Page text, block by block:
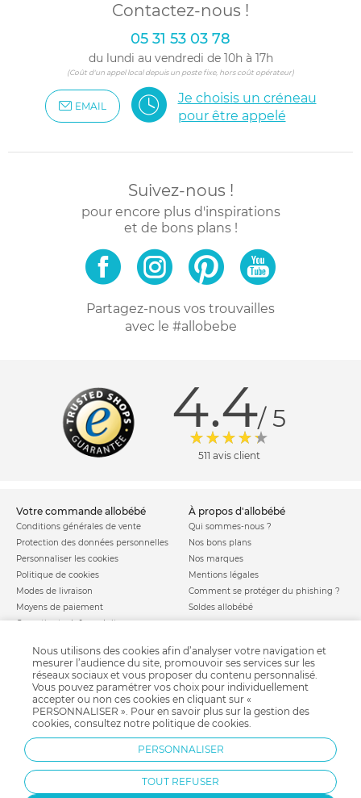
Contactez-nous !
05 31 53 03 78
du lundi au vendredi de 10h à 17h
(Coût d'un appel local depuis un poste fixe, hors coût opérateur)
EMAIL
Je choisis un créneau
pour être appelé
Suivez-nous !
pour encore plus d'inspirations
et de bons plans !
Partagez-nous vos trouvailles
avec le #allobebe
4.4/ 5
511 avis client
votre commande allobébé
Conditions générales de vente
Protection des données personnelles
Personnaliser les cookies
Politique de cookies
Modes de livraison
Moyens de paiement
Garantie stock & produit
à propos d'allobébé
Qui sommes-nous ?
Nos bons plans
Nos marques
Mentions légales
Comment se protéger du phishing ?
Soldes allobébé
allobébé vous recommande
Sites et partenaires
Nos labels
Nos licences
Besoin d'aide ?
FAQ
les plus d'allobébé
Liste de naissance
Infos conseils
Jeux concours
Valise de maternité
Parrainage
Paiement sécurisé
Nous utilisons des cookies afin d’analyser votre navigation et
mesurer l’audience du site, promouvoir ses services sur les
réseaux sociaux et vous proposer du contenu personnalisé.
Vous pouvez paramétrer vos choix pour individuellement
accepter ou non ces cookies en cliquant sur «
PERSONNALISER ». Pour en savoir plus sur la gestion des
cookies, consultez notre politique de cookies.
PERSONNALISER
TOUT REFUSER